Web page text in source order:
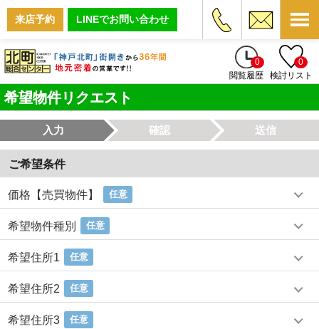
来店予約 LINEでお問い合わせ
0
閲覧履歴
0
検討リスト
希望物件リクエスト
入力 確認 送信
ご希望条件
価格【売買物件】 任意
希望物件種別 任意
希望住所1 任意
希望住所2 任意
希望住所3 任意